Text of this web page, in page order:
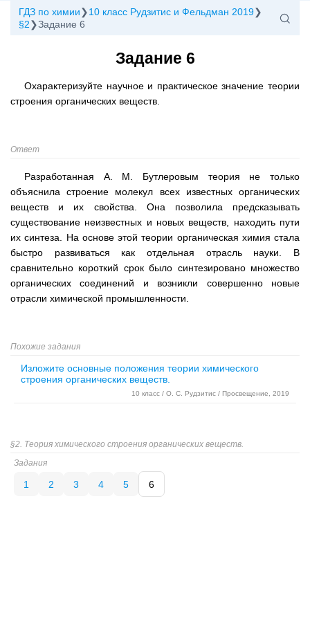
ГДЗ по химии
10 класс Рудзитис и Фельдман 2019
§2
Задание 6
Задание 6
Охарактеризуйте научное и практическое значение теории
строения органических веществ.
Ответ
Разработанная А. М. Бутлеровым теория не только
объяснила строение молекул всех известных органических
веществ и их свойства. Она позволила предсказывать
существование неизвестных и новых веществ, находить пути
их синтеза. На основе этой теории органическая химия стала
быстро развиваться как отдельная отрасль науки. В
сравнительно короткий срок было синтезировано множество
органических соединений и возникли совершенно новые
отрасли химической промышленности.
Похожие задания
Изложите основные положения теории химического
строения органических веществ.
10 класс / О. С. Рудзитис / Просвещение, 2019
§2. Теория химического строения органических веществ.
Задания
1 2 3 4 5 6